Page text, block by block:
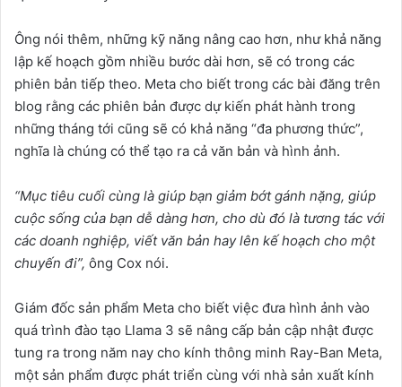
Ông nói thêm, những kỹ năng nâng cao hơn, như khả năng
lập kế hoạch gồm nhiều bước dài hơn, sẽ có trong các
phiên bản tiếp theo. Meta cho biết trong các bài đăng trên
blog rằng các phiên bản được dự kiến phát hành trong
những tháng tới cũng sẽ có khả năng “đa phương thức”,
nghĩa là chúng có thể tạo ra cả văn bản và hình ảnh.
“Mục tiêu cuối cùng là giúp bạn giảm bớt gánh nặng, giúp
cuộc sống của bạn dễ dàng hơn, cho dù đó là tương tác với
các doanh nghiệp, viết văn bản hay lên kế hoạch cho một
chuyến đi”, ông Cox nói.
Giám đốc sản phẩm Meta cho biết việc đưa hình ảnh vào
quá trình đào tạo Llama 3 sẽ nâng cấp bản cập nhật được
tung ra trong năm nay cho kính thông minh Ray-Ban Meta,
một sản phẩm được phát triển cùng với nhà sản xuất kính